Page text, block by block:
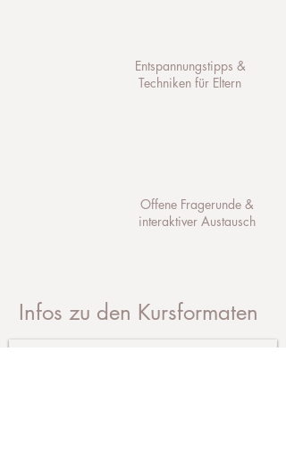
Entspannungstipps &
Techniken für Eltern
Offene Fragerunde &
interaktiver Austausch
Infos zu den Kursformaten